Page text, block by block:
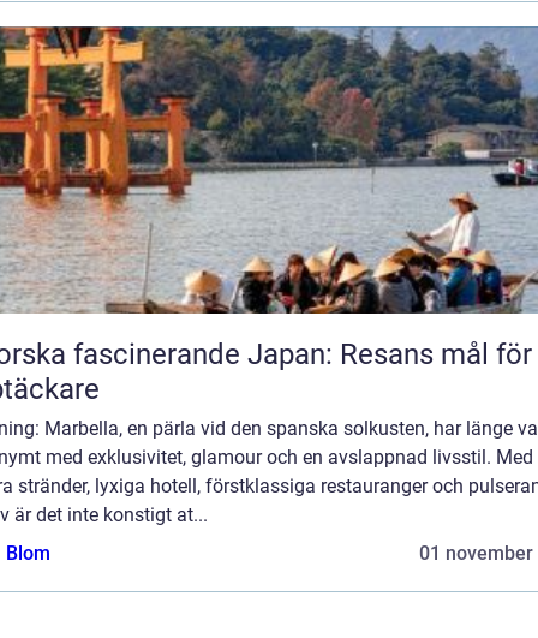
fascinerande Japan: Resans mål för
Marbella, en pärla vid den spanska solkusten, har länge
med exklusivitet, glamour och en avslappnad livsstil. Med
stränder, lyxiga hotell, förstklassiga restauranger och
är det inte konstigt at...
Blom
01 november